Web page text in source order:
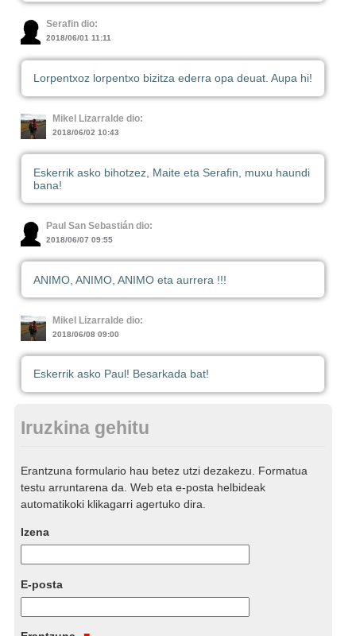
Serafin dio:
2018/06/01 11:11
Lorpentxoz lorpentxo bizitza ederra opa deuat. Aupa hi!
Mikel Lizarralde dio:
2018/06/02 10:43
Eskerrik asko bihotzez, Maite eta Serafin, muxu haundi
bana!
Paul San Sebastián dio:
2018/06/07 09:55
ANIMO, ANIMO, ANIMO eta aurrera !!!
Mikel Lizarralde dio:
2018/06/08 09:00
Eskerrik asko Paul! Besarkada bat!
Iruzkina gehitu
Erantzuna formulario hau betez utzi dezakezu. Formatua
testu arruntarena da. Web eta e-posta helbideak
automatikoki klikagarri agertuko dira.
Izena
E-posta